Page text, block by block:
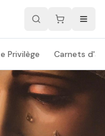
Privilège Carnets